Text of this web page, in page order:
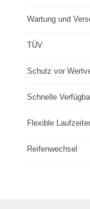
Wartung und
TÜV
Schutz vor
Schnelle
Flexible
Reifenwechsel